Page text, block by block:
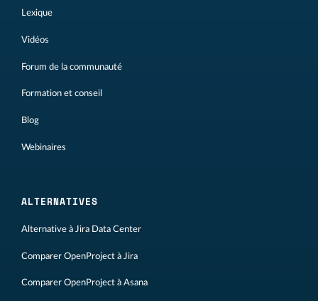
Lexique
Vidéos
Forum de la communauté
Formation et conseil
Blog
Webinaires
ALTERNATIVES
Alternative à Jira Data Center
Comparer OpenProject à Jira
Comparer OpenProject à Asana